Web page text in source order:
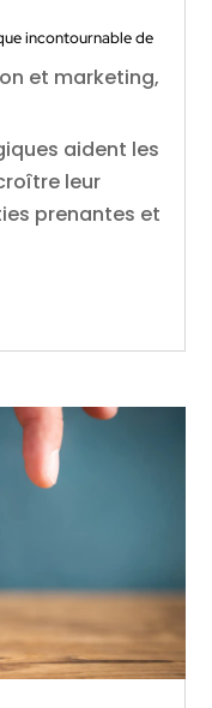
incontournable de
et marketing,
aident les
leur
prenantes et